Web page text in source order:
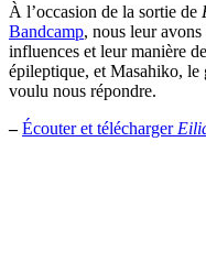
À l’occasion de la sortie de
Bandcamp, nous leur
influences et leur manière
épileptique, et Masahiko, le
voulu nous répondre.
– Écouter et télécharger